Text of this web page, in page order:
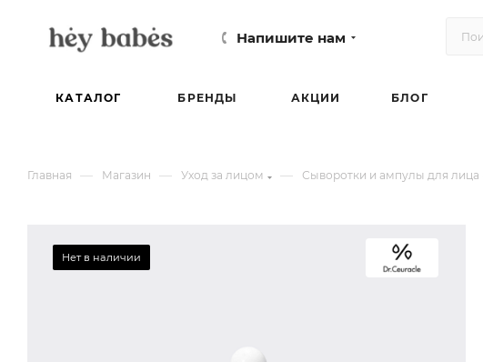
Напишите нам
КАТАЛОГ БРЕНДЫ АКЦИИ БЛОГ
Главная — Магазин — Уход за лицом — Сыворотки и ампулы для лица
Нет в наличии